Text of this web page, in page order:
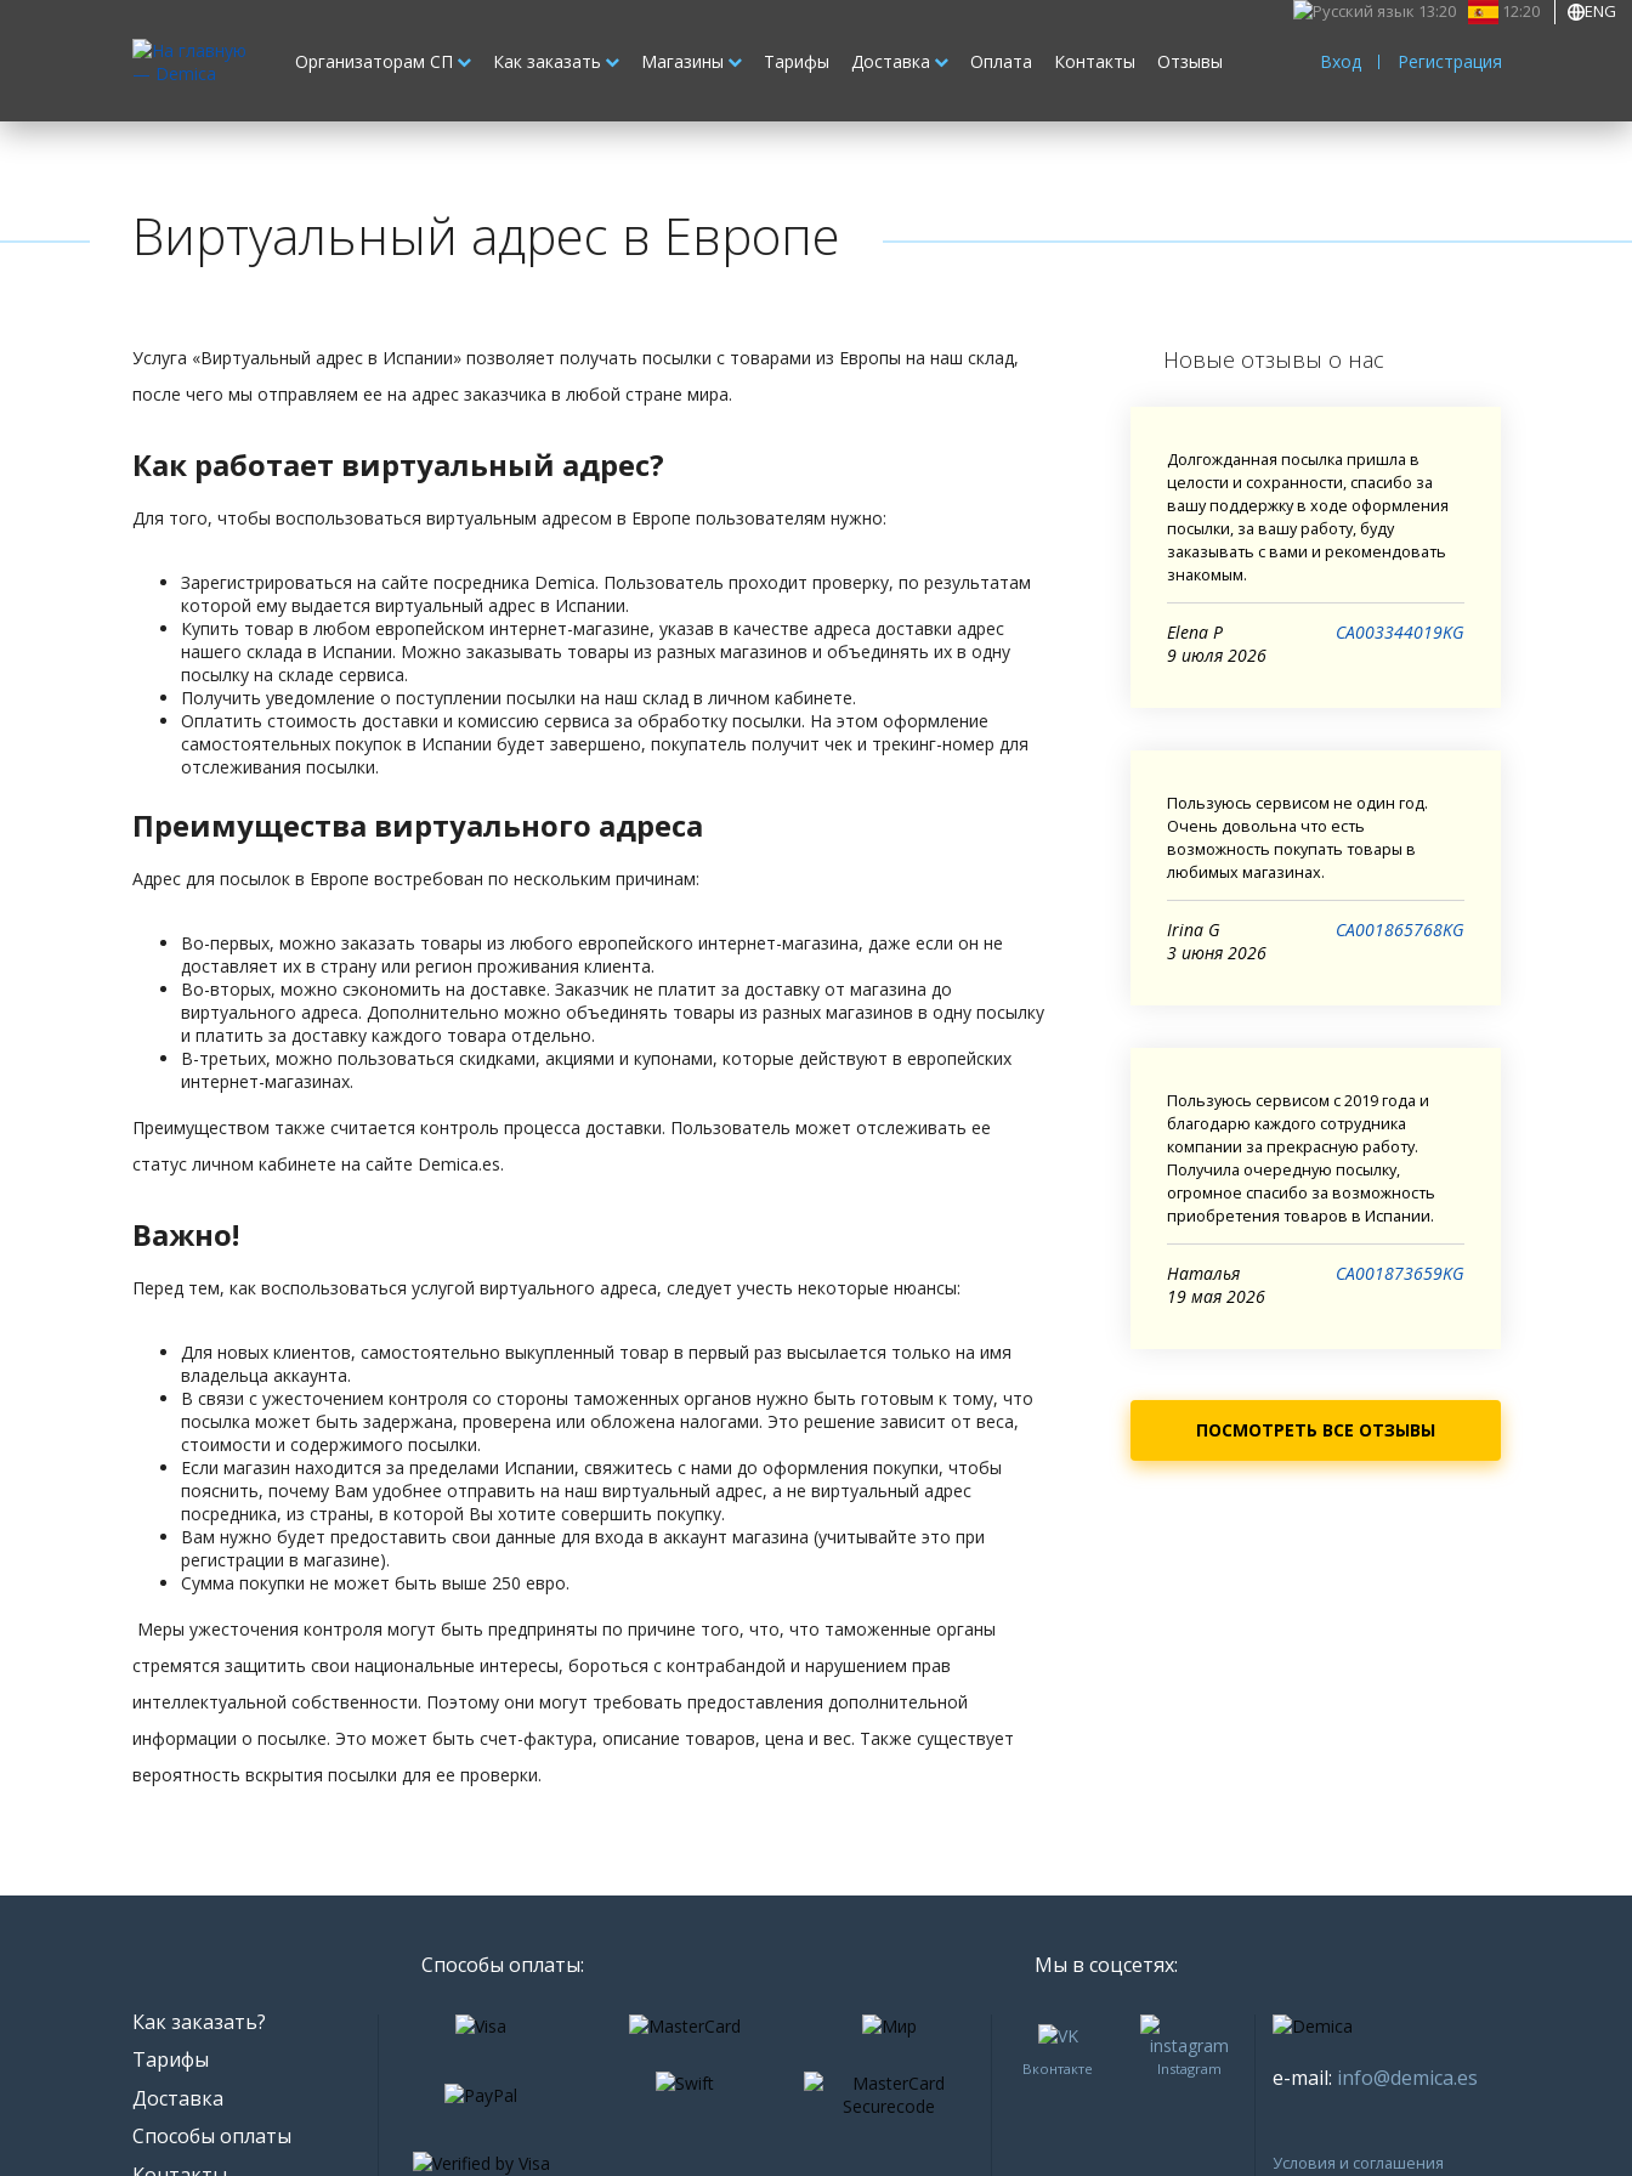
Организаторам СП Как заказать Магазины Тарифы Доставка Оплата Контакты Отзывы Вход Регистрация
13:20 12:20 ENG
Виртуальный адрес в Европе
Услуга «Виртуальный адрес в Испании» позволяет получать посылки с товарами из Европы на наш склад,
после чего мы отправляем ее на адрес заказчика в любой стране мира.
Как работает виртуальный адрес?
Для того, чтобы воспользоваться виртуальным адресом в Европе пользователям нужно:
Зарегистрироваться на сайте посредника Demica. Пользователь проходит проверку, по результатам
которой ему выдается виртуальный адрес в Испании.
Купить товар в любом европейском интернет-магазине, указав в качестве адреса доставки адрес
нашего склада в Испании. Можно заказывать товары из разных магазинов и объединять их в одну
посылку на складе сервиса.
Получить уведомление о поступлении посылки на наш склад в личном кабинете.
Оплатить стоимость доставки и комиссию сервиса за обработку посылки. На этом оформление
самостоятельных покупок в Испании будет завершено, покупатель получит чек и трекинг-номер для
отслеживания посылки.
Преимущества виртуального адреса
Адрес для посылок в Европе востребован по нескольким причинам:
Во-первых, можно заказать товары из любого европейского интернет-магазина, даже если он не
доставляет их в страну или регион проживания клиента.
Во-вторых, можно сэкономить на доставке. Заказчик не платит за доставку от магазина до
виртуального адреса. Дополнительно можно объединять товары из разных магазинов в одну посылку
и платить за доставку каждого товара отдельно.
В-третьих, можно пользоваться скидками, акциями и купонами, которые действуют в европейских
интернет-магазинах.
Преимуществом также считается контроль процесса доставки. Пользователь может отслеживать ее
статус личном кабинете на сайте Demica.es.
Важно!
Перед тем, как воспользоваться услугой виртуального адреса, следует учесть некоторые нюансы:
Для новых клиентов, самостоятельно выкупленный товар в первый раз высылается только на имя
владельца аккаунта.
В связи с ужесточением контроля со стороны таможенных органов нужно быть готовым к тому, что
посылка может быть задержана, проверена или обложена налогами. Это решение зависит от веса,
стоимости и содержимого посылки.
Если магазин находится за пределами Испании, свяжитесь с нами до оформления покупки, чтобы
пояснить, почему Вам удобнее отправить на наш виртуальный адрес, а не виртуальный адрес
посредника, из страны, в которой Вы хотите совершить покупку.
Вам нужно будет предоставить свои данные для входа в аккаунт магазина (учитывайте это при
регистрации в магазине).
Сумма покупки не может быть выше 250 евро.
Меры ужесточения контроля могут быть предприняты по причине того, что, что таможенные органы
стремятся защитить свои национальные интересы, бороться с контрабандой и нарушением прав
интеллектуальной собственности. Поэтому они могут требовать предоставления дополнительной
информации о посылке. Это может быть счет-фактура, описание товаров, цена и вес. Также существует
вероятность вскрытия посылки для ее проверки.
Новые отзывы о нас
Долгожданная посылка пришла в
целости и сохранности, спасибо за
вашу поддержку в ходе оформления
посылки, за вашу работу, буду
заказывать с вами и рекомендовать
знакомым.
Elena P
9 июля 2026
CA003344019KG
Пользуюсь сервисом не один год.
Очень довольна что есть
возможность покупать товары в
любимых магазинах.
Irina G
3 июня 2026
CA001865768KG
Пользуюсь сервисом с 2019 года и
благодарю каждого сотрудника
компании за прекрасную работу.
Получила очередную посылку,
огромное спасибо за возможность
приобретения товаров в Испании.
Наталья
19 мая 2026
CA001873659KG
ПОСМОТРЕТЬ ВСЕ ОТЗЫВЫ
Как заказать?
Тарифы
Доставка
Способы оплаты
Способы оплаты: Мы в соцсетях:
Вконтакте Instagram e-mail: info@demica.es
Условия и соглашения